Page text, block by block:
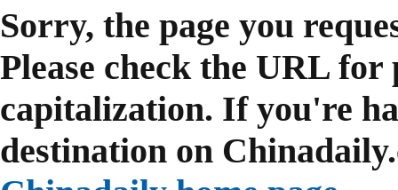
Sorry, the page you
Please check the URL
capitalization. If you're
destination on